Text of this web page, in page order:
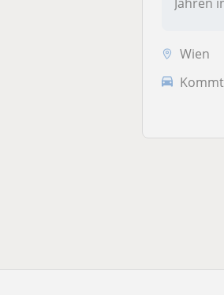
Wien